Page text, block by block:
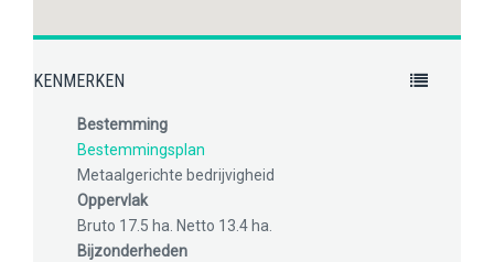
KENMERKEN
Bestemming
Bestemmingsplan
Metaalgerichte bedrijvigheid
Oppervlak
Bruto 17.5 ha. Netto 13.4 ha.
Bijzonderheden